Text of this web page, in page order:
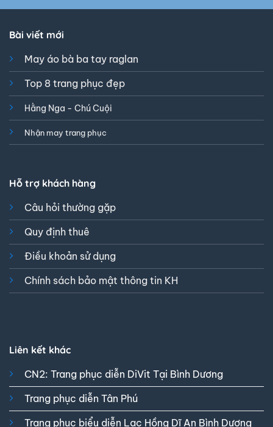
Bài viết mới
May áo bà ba tay raglan
Top 8 trang phục đẹp
Hằng Nga - Chú Cuội
Nhận may trang phục
Hỗ trợ khách hàng
Câu hỏi thường gặp
Quy định thuê
Điều khoản sử dụng
Chính sách bảo mật thông tin KH
Liên kết khác
CN2: Trang phục diễn DiVit Tại Bình Dương
Trang phục diễn Tân Phú
Trang phục biểu diễn Lạc Hồng Dĩ An Bình Dương